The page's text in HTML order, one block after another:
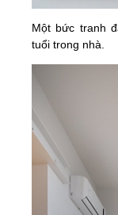
Một bức tranh
tuổi trong nhà.